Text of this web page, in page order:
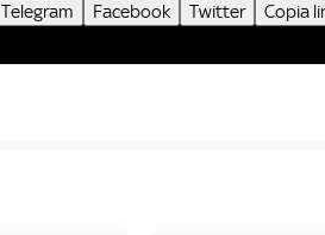
Telegram Facebook Twitter Copia